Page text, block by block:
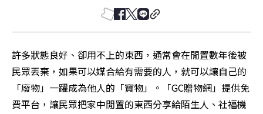
許多狀態良好、卻用不上的東西，通常會在閒置數年後被
民眾丟棄，如果可以媒合給有需要的人，就可以讓自己的
「廢物」一躍成為他人的「寶物」。「GC贈物網」提供免
費平台，讓民眾把家中閒置的東西分享給陌生人、社福機